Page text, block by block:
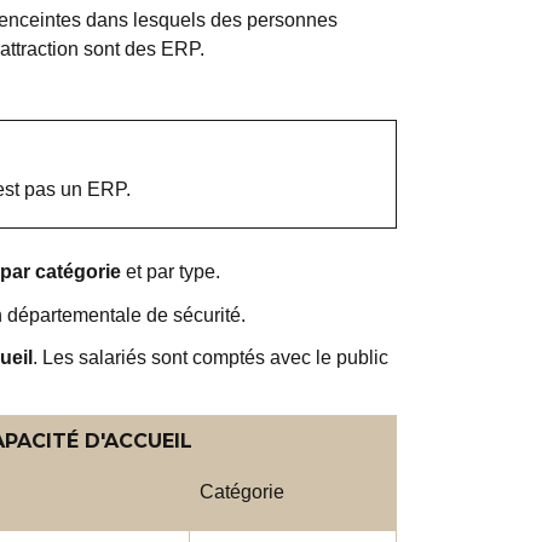
dans lesquels des personnes
sont des ERP.
pas un ERP.
catégorieet par type.
de sécurité.
. Les salariés sont comptés avec le public
D'ACCUEIL
Catégorie